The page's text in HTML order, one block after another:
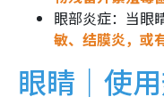
眼部炎症：当眼
敏、结膜炎，或
眼睛｜使